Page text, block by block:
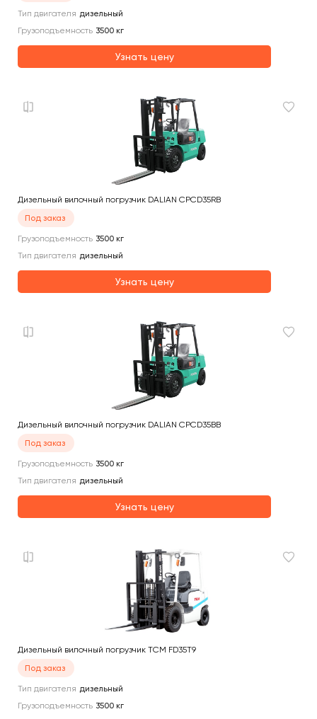
Тип двигателя дизельный
Грузоподъемность 3500 кг
Узнать цену
Дизельный вилочный погрузчик DALIAN CPCD35RB
Под заказ
Грузоподъемность 3500 кг
Тип двигателя дизельный
Узнать цену
Дизельный вилочный погрузчик DALIAN CPCD35BB
Под заказ
Грузоподъемность 3500 кг
Тип двигателя дизельный
Узнать цену
Дизельный вилочный погрузчик TCM FD35T9
Под заказ
Тип двигателя дизельный
Грузоподъемность 3500 кг